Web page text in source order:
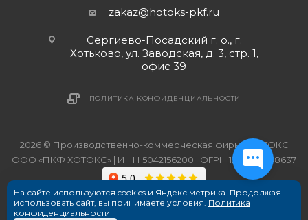
zakaz@hotoks-pkf.ru
Сергиево-Посадский г. о., г.
Хотьково, ул. Заводская, д. 3, стр. 1,
офис 39
ПОЛИТИКА КОНФИДЕНЦИАЛЬНОСТИ
2026 © Производственно-коммерческая фирма ХОТОКС
ООО «ПКФ ХОТОКС» | ИНН 5042156200 | ОГРН 1215000038637
На сайте используются cookies и Яндекс метрика. Продолжая
использовать сайт, вы принимаете условия. Политика
конфиденциальности